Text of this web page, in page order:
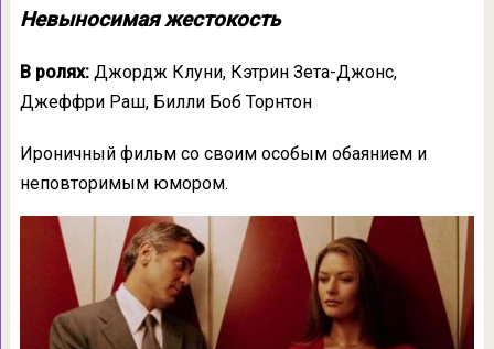
Невыносимая жестокость
В ролях:Джордж Клуни, Кэтрин Зета-Джонс,
Джеффри Раш, Билли Боб Торнтон
Ироничный фильм со своим особым обаянием и
неповторимым юмором.